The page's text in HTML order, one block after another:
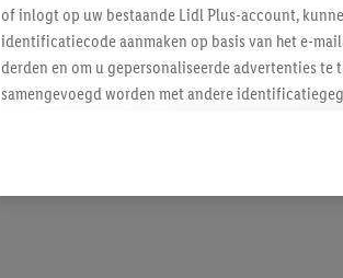
of inlogt op uw bestaande Lidl Plus-account,
identificatiecode aanmaken op basis van het e-
derden en om u gepersonaliseerde advertenties
samengevoegd worden met andere
Als u hiermee akkoord gaat, kunnen advertenties
u interesse hebt getoond (bijvoorbeeld door het
niet te kopen), ook op verschillende apparaten en